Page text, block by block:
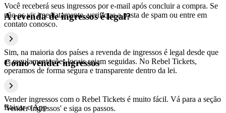
Você receberá seus ingressos por e-mail após concluir a compra. Se
não os vir imediatamente, verifique a pasta de spam ou entre em
contato conosco.
A revenda de ingressos é legal?
Sim, na maioria dos países a revenda de ingressos é legal desde que
as regulamentações locais sejam seguidas. No Rebel Tickets,
operamos de forma segura e transparente dentro da lei.
Como vender ingressos
Vender ingressos com o Rebel Tickets é muito fácil. Vá para a seção
'Vender Ingressos' e siga os passos.
Baixar o App